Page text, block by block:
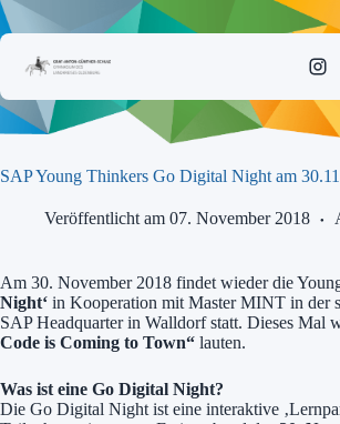
Zum
Inhalt
SAP Young Thinkers Go Digital Night am
Veröffentlicht am 07. November 2018
Am 30. November 2018 findet wieder die
Night‘ in Kooperation mit Master MINT in der
SAP Headquarter in Walldorf statt. Dieses Mal
Code is Coming to Town“ lauten.
Was ist eine Go Digital Night?
Die Go Digital Night ist eine interaktive